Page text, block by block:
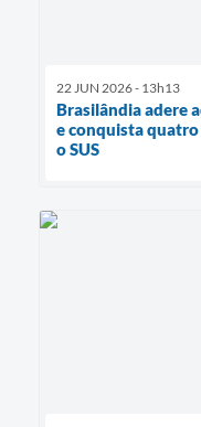
22 JUN 2026 - 13h13
Brasilândia adere
e conquista
o SUS